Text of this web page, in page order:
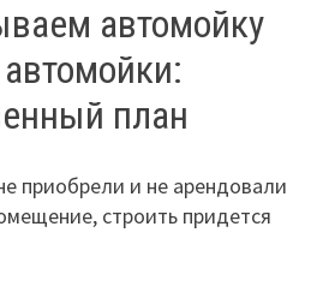
автомойку
план
приобрели и не арендовали
строить придется